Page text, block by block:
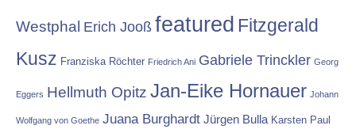
Westphal Erich Jooß featured Fitzgerald
Kusz Franziska Röchter Friedrich Ani Gabriele Trinckler Georg
Eggers Hellmuth Opitz Jan-Eike Hornauer Johann
Wolfgang von Goethe Juana Burghardt Jürgen Bulla Karsten Paul